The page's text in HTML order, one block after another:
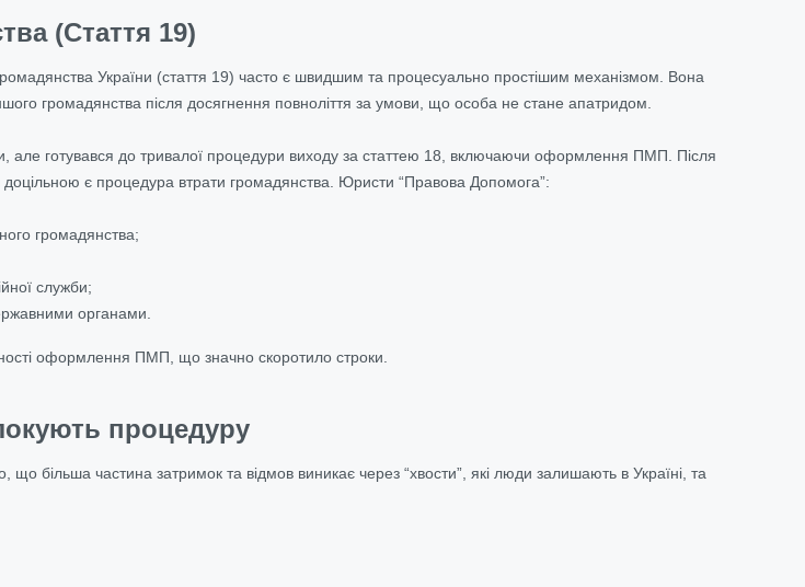
(Стаття 19)
України (стаття 19) часто є швидшим та процесуально простішим механізмом. Вона
громадянства після досягнення повноліття за умови, що особа не стане апатридом.
але готувався до тривалої процедури виходу за статтею 18, включаючи оформлення ПМП. Після
доцільною є процедура втрати громадянства. Юристи “Правова Допомога”:
громадянства;
служби;
органами.
оформлення ПМП, що значно скоротило строки.
процедуру
що більша частина затримок та відмов виникає через “хвости”, які люди залишають в Україні, та